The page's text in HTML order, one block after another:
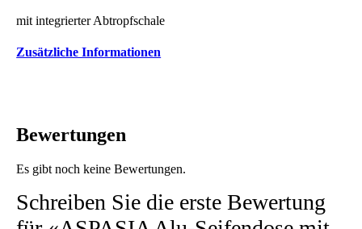
mit integrierter Abtropfschale
Zusätzliche Informationen
Bewertungen
Es gibt noch keine Bewertungen.
Schreiben Sie die erste Bewertung